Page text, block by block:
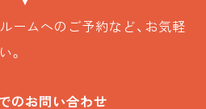
ームへのご予約など、お気軽
。
のお問い合わせ